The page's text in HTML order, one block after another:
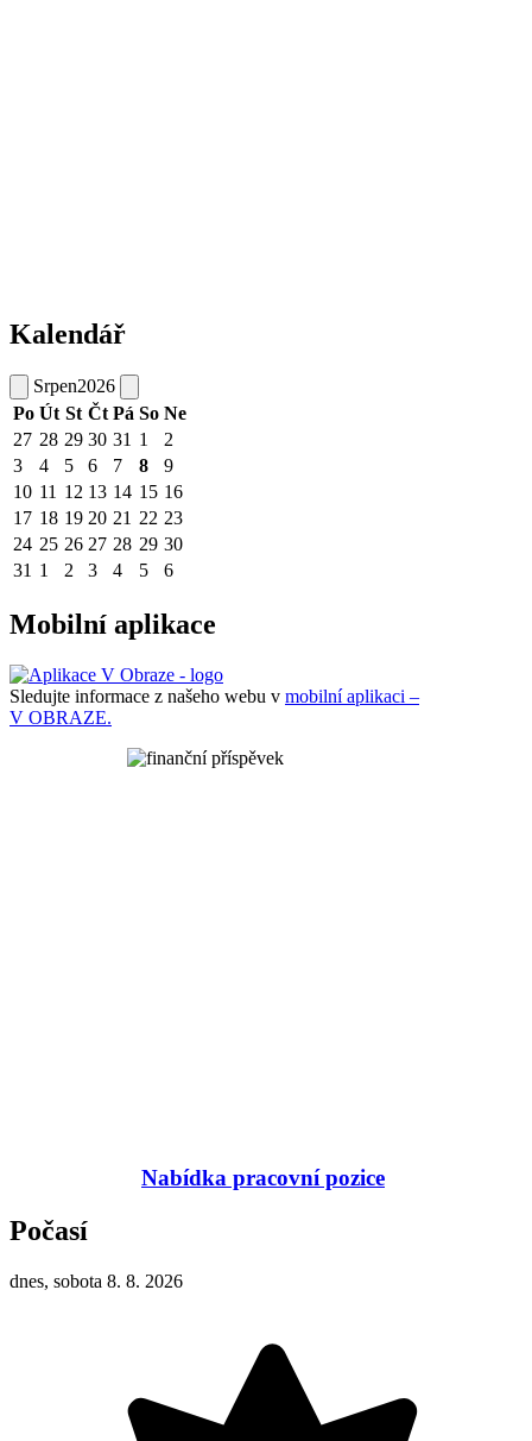
Kalendář
Srpen2026
Po Út St Čt Pá So Ne
27 28 29 30 31 1
2
3
4 5 6 7 8
9
10 11 12 13 14 15 16
17 18 19 20 21 22 23
24 25 26 27 28 29 30
31 1 2 3 4 5 6
Mobilní aplikace
Sledujte informace z našeho webu v mobilní aplikaci –
V OBRAZE.
Nabídka pracovní pozice
Počasí
dnes, sobota 8. 8. 2026